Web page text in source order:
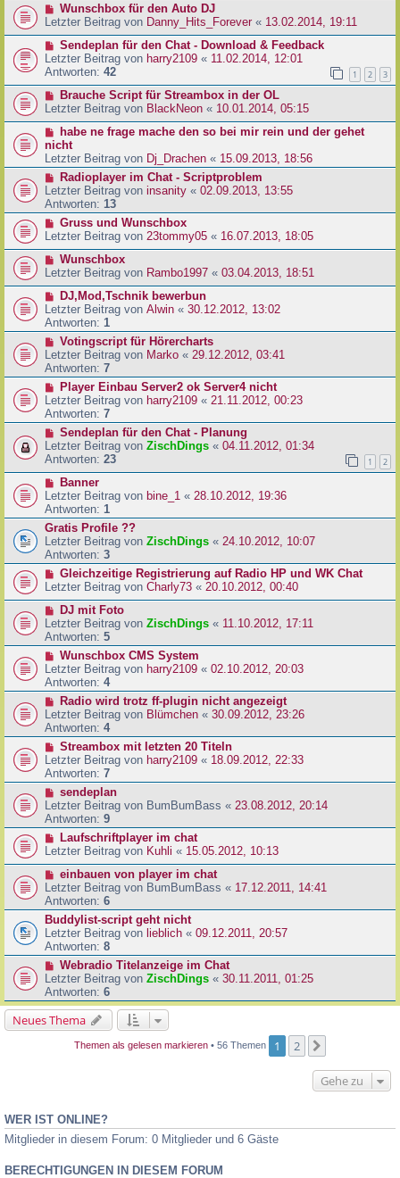
Wunschbox für den Auto DJ
Letzter Beitrag von Danny_Hits_Forever « 13.02.2014, 19:11
Sendeplan für den Chat - Download & Feedback
Letzter Beitrag von harry2109 « 11.02.2014, 12:01
Antworten: 42 1 2 3
Brauche Script für Streambox in der OL
Letzter Beitrag von BlackNeon « 10.01.2014, 05:15
habe ne frage mache den so bei mir rein und der gehet
nicht
Letzter Beitrag von Dj_Drachen « 15.09.2013, 18:56
Radioplayer im Chat - Scriptproblem
Letzter Beitrag von insanity « 02.09.2013, 13:55
Antworten: 13
Gruss und Wunschbox
Letzter Beitrag von 23tommy05 « 16.07.2013, 18:05
Wunschbox
Letzter Beitrag von Rambo1997 « 03.04.2013, 18:51
DJ,Mod,Tschnik bewerbun
Letzter Beitrag von Alwin « 30.12.2012, 13:02
Antworten: 1
Votingscript für Hörercharts
Letzter Beitrag von Marko « 29.12.2012, 03:41
Antworten: 7
Player Einbau Server2 ok Server4 nicht
Letzter Beitrag von harry2109 « 21.11.2012, 00:23
Antworten: 7
Sendeplan für den Chat - Planung
Letzter Beitrag von ZischDings « 04.11.2012, 01:34
Antworten: 23 1 2
Banner
Letzter Beitrag von bine_1 « 28.10.2012, 19:36
Antworten: 1
Gratis Profile ??
Letzter Beitrag von ZischDings « 24.10.2012, 10:07
Antworten: 3
Gleichzeitige Registrierung auf Radio HP und WK Chat
Letzter Beitrag von Charly73 « 20.10.2012, 00:40
DJ mit Foto
Letzter Beitrag von ZischDings « 11.10.2012, 17:11
Antworten: 5
Wunschbox CMS System
Letzter Beitrag von harry2109 « 02.10.2012, 20:03
Antworten: 4
Radio wird trotz ff-plugin nicht angezeigt
Letzter Beitrag von Blümchen « 30.09.2012, 23:26
Antworten: 4
Streambox mit letzten 20 Titeln
Letzter Beitrag von harry2109 « 18.09.2012, 22:33
Antworten: 7
sendeplan
Letzter Beitrag von BumBumBass « 23.08.2012, 20:14
Antworten: 9
Laufschriftplayer im chat
Letzter Beitrag von Kuhli « 15.05.2012, 10:13
einbauen von player im chat
Letzter Beitrag von BumBumBass « 17.12.2011, 14:41
Antworten: 6
Buddylist-script geht nicht
Letzter Beitrag von lieblich « 09.12.2011, 20:57
Antworten: 8
Webradio Titelanzeige im Chat
Letzter Beitrag von ZischDings « 30.11.2011, 01:25
Antworten: 6
Neues Thema
Themen als gelesen markieren • 56 Themen 1 2
Gehe zu
WER IST ONLINE?
Mitglieder in diesem Forum: 0 Mitglieder und 6 Gäste
BERECHTIGUNGEN IN DIESEM FORUM